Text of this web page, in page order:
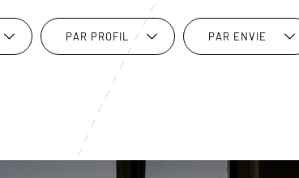
PAR PROFIL PAR ENVIE